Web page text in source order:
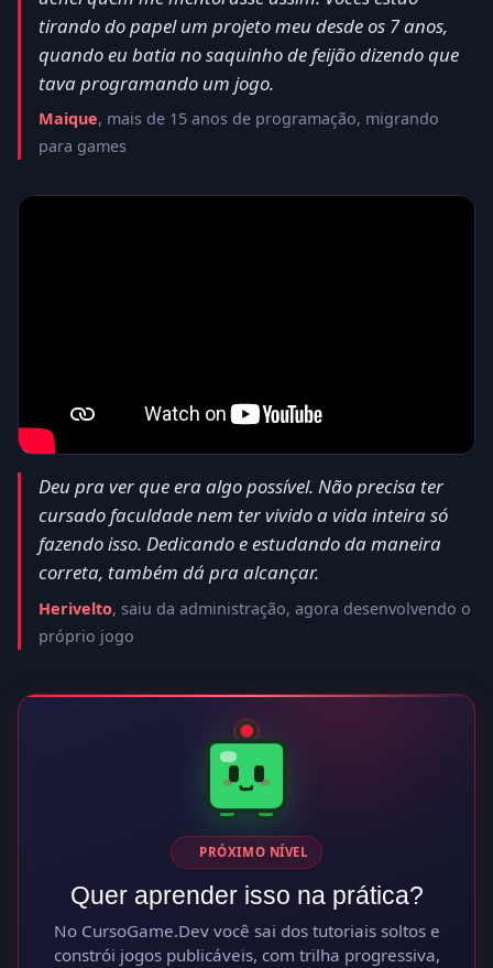
tirando do papel um projeto meu desde os 7 anos,
quando eu batia no saquinho de feijão dizendo que
tava programando um jogo.
Maique, mais de 15 anos de programação, migrando
para games
Deu pra ver que era algo possível. Não precisa ter
cursado faculdade nem ter vivido a vida inteira só
fazendo isso. Dedicando e estudando da maneira
correta, também dá pra alcançar.
Herivelto, saiu da administração, agora desenvolvendo o
próprio jogo
PRÓXIMO NÍVEL
Quer aprender isso na prática?
No CursoGame.Dev você sai dos tutoriais soltos e
constrói jogos publicáveis, com trilha progressiva,